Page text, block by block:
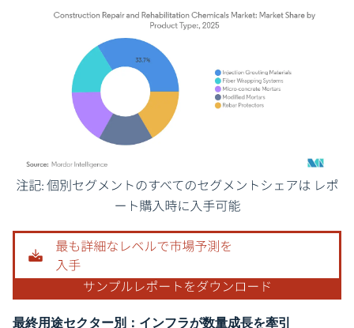
画像 © Mordor Intelligence。再利用にはCC BY 4.0の表示が必要です。
最終用途セクター別：インフラが数量成長を牽引